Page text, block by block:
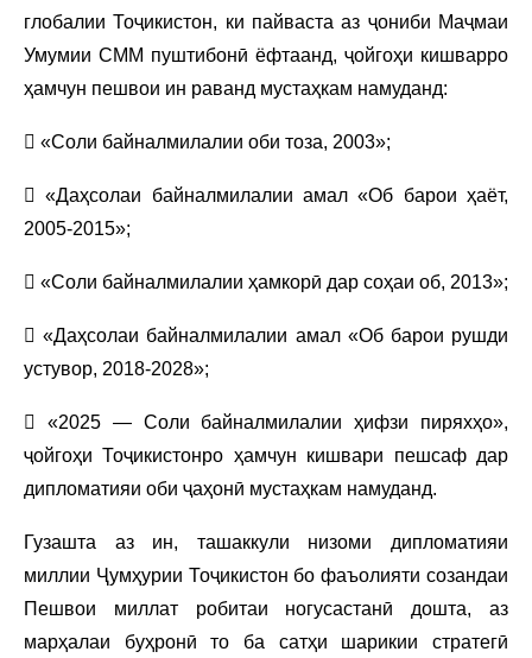
глобалии Тоҷикистон, ки пайваста аз ҷониби Маҷмаи
Умумии СММ пуштибонӣ ёфтаанд, ҷойгоҳи кишварро
ҳамчун пешвои ин раванд мустаҳкам намуданд:
 «Соли байналмилалии оби тоза, 2003»;
 «Даҳсолаи байналмилалии амал «Об барои ҳаёт,
2005-2015»;
 «Соли байналмилалии ҳамкорӣ дар соҳаи об, 2013»;
 «Даҳсолаи байналмилалии амал «Об барои рушди
устувор, 2018-2028»;
 «2025 — Соли байналмилалии ҳифзи пиряхҳо»,
ҷойгоҳи Тоҷикистонро ҳамчун кишвари пешсаф дар
дипломатияи оби ҷаҳонӣ мустаҳкам намуданд.
Гузашта аз ин, ташаккули низоми дипломатияи
миллии Ҷумҳурии Тоҷикистон бо фаъолияти созандаи
Пешвои миллат робитаи ногусастанӣ дошта, аз
марҳалаи буҳронӣ то ба сатҳи шарикии стратегӣ